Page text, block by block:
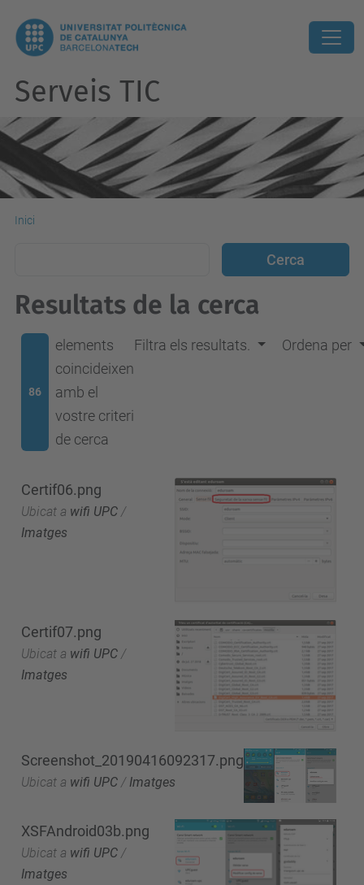
Serveis TIC
Inici
Resultats de la cerca
86
elements
coincideixen
amb el
vostre criteri
de cerca
Filtra els resultats. Ordena per
Certif06.png
Ubicat a wifi UPC /
Imatges
Certif07.png
Ubicat a wifi UPC /
Imatges
Screenshot_20190416092317.png
Ubicat a wifi UPC / Imatges
XSFAndroid03b.png
Ubicat a wifi UPC /
Imatges